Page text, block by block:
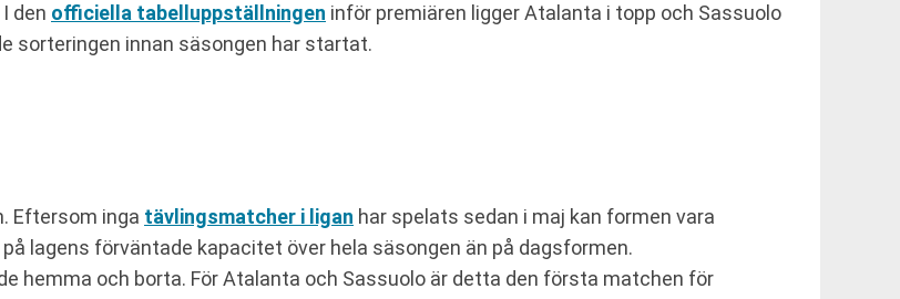
den officiella tabelluppställningen inför premiären ligger Atalanta i topp och Sassuolo
sorteringen innan säsongen har startat.
Eftersom inga tävlingsmatcher i ligan har spelats sedan i maj kan formen vara
lagens förväntade kapacitet över hela säsongen än på dagsformen.
hemma och borta. För Atalanta och Sassuolo är detta den första matchen för